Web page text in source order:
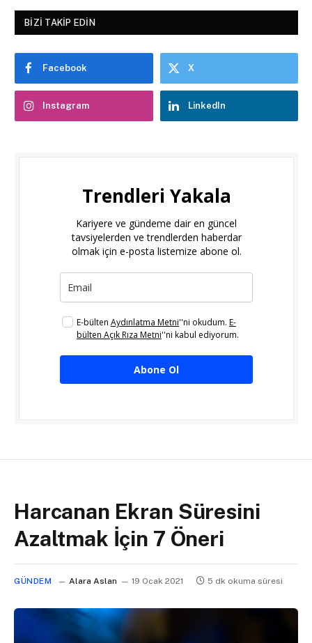
BIZI TAKIP EDIN
Facebook X
Instagram LinkedIn
Trendleri Yakala
Kariyere ve gündeme dair en güncel
tavsiyelerden ve trendlerden haberdar
olmak için e-posta listemize abone ol.
E-bülten Aydınlatma Metni''ni okudum. E-
bülten Açık Rıza Metni''ni kabul ediyorum.
Abone Ol
Harcanan Ekran Süresini
Azaltmak İçin 7 Öneri
GÜNDEM Alara Aslan 19 Ocak 2021 5 dk okuma süresi